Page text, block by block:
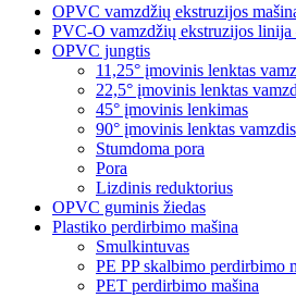
OPVC vamzdžių ekstruzijos
PVC-O vamzdžių ekstruzijos linija
OPVC jungtis
11,25° įmovinis lenktas
22,5° įmovinis lenktas
45° įmovinis lenkimas
90° įmovinis lenktas vamzdis
Stumdoma pora
Pora
Lizdinis reduktorius
OPVC guminis žiedas
Plastiko perdirbimo mašina
Smulkintuvas
PE PP skalbimo perdirbimo
PET perdirbimo mašina